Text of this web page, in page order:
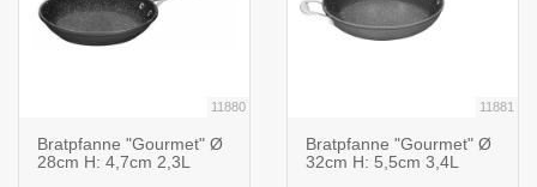
11880
Bratpfanne "Gourmet" Ø
28cm H: 4,7cm 2,3L
11881
Bratpfanne "Gourmet" Ø
32cm H: 5,5cm 3,4L